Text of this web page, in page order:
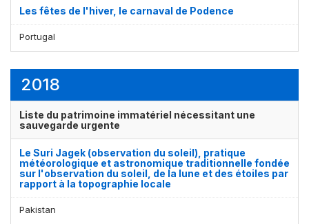
Les fêtes de l'hiver, le carnaval de Podence
Portugal
2018
Liste du patrimoine immatériel nécessitant une
sauvegarde urgente
Le Suri Jagek (observation du soleil), pratique
météorologique et astronomique traditionnelle fondée
sur l'observation du soleil, de la lune et des étoiles par
rapport à la topographie locale
Pakistan